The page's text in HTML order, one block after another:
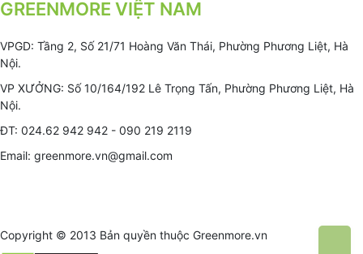
GREENMORE VIỆT NAM
VPGD: Tầng 2, Số 21/71 Hoàng Văn Thái, Phường Phương Liệt, Hà
Nội.
VP XƯỞNG: Số 10/164/192 Lê Trọng Tấn, Phường Phương Liệt, Hà
Nội.
ĐT: 024.62 942 942 - 090 219 2119
Email: greenmore.vn@gmail.com
Copyright © 2013 Bản quyền thuộc Greenmore.vn